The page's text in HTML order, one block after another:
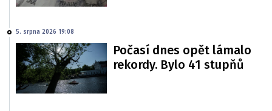
5. srpna 2026 19:08
Počasí dnes opět lámalo
rekordy. Bylo 41 stupňů